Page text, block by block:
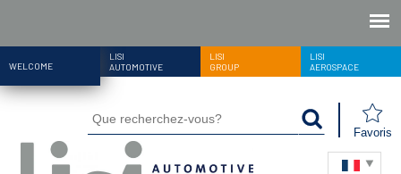
WELCOME
LISI
AUTOMOTIVE
LISI
GROUP
LISI
AEROSPACE
Favoris